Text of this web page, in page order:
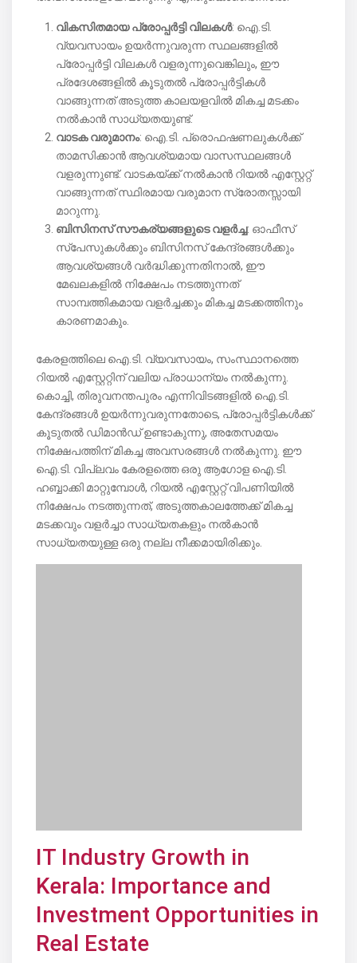
വികസിതമായ പ്രോപ്പർട്ടി വിലകൾ: ഐ.ടി.
വ്യവസായം ഉയർന്നുവരുന്ന സ്ഥലങ്ങളിൽ
പ്രോപ്പർട്ടി വിലകൾ വളരുന്നുവെങ്കിലും, ഈ
പ്രദേശങ്ങളിൽ കൂടുതൽ പ്രോപ്പർട്ടികൾ
വാങ്ങുന്നത് അടുത്ത കാലയളവിൽ മികച്ച മടക്കം
നൽകാൻ സാധ്യതയുണ്ട്.
വാടക വരുമാനം: ഐ.ടി. പ്രൊഫഷണലുകൾക്ക്
താമസിക്കാൻ ആവശ്യമായ വാസസ്ഥലങ്ങൾ
വളരുന്നുണ്ട്. വാടകയ്ക്ക് നൽകാൻ റിയൽ എസ്റ്റേറ്റ്
വാങ്ങുന്നത് സ്ഥിരമായ വരുമാന സ്രോതസ്സായി
മാറുന്നു.
ബിസിനസ് സൗകര്യങ്ങളുടെ വളർച്ച: ഓഫീസ്
സ്പേസുകൾക്കും ബിസിനസ് കേന്ദ്രങ്ങൾക്കും
ആവശ്യങ്ങൾ വർദ്ധിക്കുന്നതിനാൽ, ഈ
മേഖലകളിൽ നിക്ഷേപം നടത്തുന്നത്
സാമ്പത്തികമായ വളർച്ചക്കും മികച്ച മടക്കത്തിനും
കാരണമാകും.
കേരളത്തിലെ ഐ.ടി. വ്യവസായം, സംസ്ഥാനത്തെ
റിയൽ എസ്റ്റേറ്റിന് വലിയ പ്രാധാന്യം നൽകുന്നു.
കൊച്ചി, തിരുവനന്തപുരം എന്നിവിടങ്ങളിൽ ഐ.ടി.
കേന്ദ്രങ്ങൾ ഉയർന്നുവരുന്നതോടെ, പ്രോപ്പർട്ടികൾക്ക്
കൂടുതൽ ഡിമാൻഡ് ഉണ്ടാകുന്നു, അതേസമയം
നിക്ഷേപത്തിന് മികച്ച അവസരങ്ങൾ നൽകുന്നു. ഈ
ഐ.ടി. വിപ്ലവം കേരളത്തെ ഒരു ആഗോള ഐ.ടി.
ഹബ്ബാക്കി മാറ്റുമ്പോൾ, റിയൽ എസ്റ്റേറ്റ് വിപണിയിൽ
നിക്ഷേപം നടത്തുന്നത്, അടുത്തകാലത്തേക്ക് മികച്ച
മടക്കവും വളർച്ചാ സാധ്യതകളും നൽകാൻ
സാധ്യതയുള്ള ഒരു നല്ല നീക്കമായിരിക്കും.
IT Industry Growth in
Kerala: Importance and
Investment Opportunities in
Real Estate